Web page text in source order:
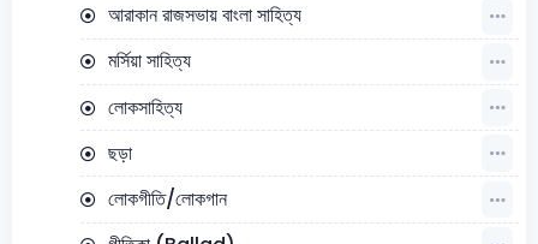
আরাকান রাজসভায় বাংলা সাহিত্য
মর্সিয়া সাহিত্য
লোকসাহিত্য
ছড়া
লোকগীতি/লোকগান